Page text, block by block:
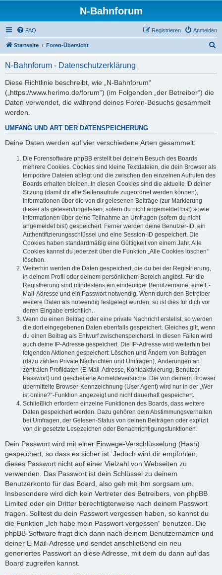
N-Bahnforum
FAQ Anmelden
Registrieren
Startseite Foren-Übersicht
N-Bahnforum - Datenschutzerklärung
Diese Richtlinie beschreibt, wie „N-Bahnforum“
(„https://www.herimo.de/forum“) (im Folgenden „der Betreiber“) die
Daten verwendet, die während deines Foren-Besuchs gesammelt
werden.
UMFANG UND ART DER DATENSPEICHERUNG
Deine Daten werden auf vier verschiedene Arten gesammelt:
Die Forensoftware phpBB erstellt bei deinem Besuch des Boards
mehrere Cookies. Cookies sind kleine Textdateien, die dein Browser als
temporäre Dateien ablegt und die zwischen den einzelnen Aufrufen des
Boards erhalten bleiben. In diesen Cookies sind die aktuelle ID deiner
Sitzung (damit dir alle Seitenaufrufe zugeordnet werden können),
Informationen über die von dir gelesenen Beiträge (zur Markierung
dieser als gelesen/ungelesen; sofern du nicht angemeldet bist) sowie
Informationen über deine Teilnahme an Umfragen (sofern du nicht
angemeldet bist) gespeichert. Ferner werden deine Benutzer-ID, ein
Authentifizierungsschlüssel und eine Session-ID gespeichert. Die
Cookies haben standardmäßig eine Gültigkeit von einem Jahr. Alle
Cookies kannst du jederzeit über die Funktion „Alle Cookies löschen“
löschen.
Weiterhin werden die Daten gespeichert, die du bei der Registrierung,
in deinem Profil oder deinem persönlichem Bereich angibst. Für die
Registrierung sind mindestens ein eindeutiger Benutzername, eine E-
Mail-Adresse und ein Passwort notwendig. Wenn durch den Betreiber
weitere Daten als notwendig festgelegt wurden, so ist dies für dich vor
deren Eingabe ersichtlich.
Wenn du einen Beitrag oder eine private Nachricht erstellst, so werden
die dort eingegebenen Daten ebenfalls gespeichert. Gleiches gilt, wenn
du einen Beitrag als Entwurf zwischenspeicherst. In diesen Fällen wird
auch deine IP-Adresse gespeichert. Die IP-Adresse wird weiterhin bei
folgenden Aktionen gespeichert: Löschen und Ändern von Beiträgen
(dazu zählen Private Nachrichten und Umfragen), Änderungen an
zentralen Profildaten (E-Mail-Adresse, Kontoaktivierung, Benutzer-
Passwort) und gescheiterte Anmeldeversuche. Die von deinem Browser
übermittelte Browser-Kennzeichnung (User Agent) wird nur in der „Wer
ist online?“-Funktion angezeigt und nicht dauerhaft gespeichert.
Schließlich erfordern einzelne Funktionen des Boards, dass weitere
Daten gespeichert werden. Dazu gehören dein Abstimmungsverhalten
bei Umfragen, der Gelesen-Status von deinen Beiträgen oder explizit
von dir gesetzte Lesezeichen oder Benachrichtigungsfunktionen.
Dein Passwort wird mit einer Einwege-Verschlüsselung (Hash)
gespeichert, so dass es sicher ist. Jedoch wird dir empfohlen,
dieses Passwort nicht auf einer Vielzahl von Webseiten zu
verwenden. Das Passwort ist dein Schlüssel zu deinem
Benutzerkonto für das Board, also geh mit ihm sorgsam um.
Insbesondere wird dich kein Vertreter des Betreibers, von phpBB
Limited oder ein Dritter berechtigterweise nach deinem Passwort
fragen. Solltest du dein Passwort vergessen haben, so kannst du
die Funktion „Ich habe mein Passwort vergessen“ benutzen. Die
phpBB-Software fragt dich dann nach deinem Benutzernamen und
deiner E-Mail-Adresse und sendet anschließend ein neu
generiertes Passwort an diese Adresse, mit dem du dann auf das
Board zugreifen kannst.